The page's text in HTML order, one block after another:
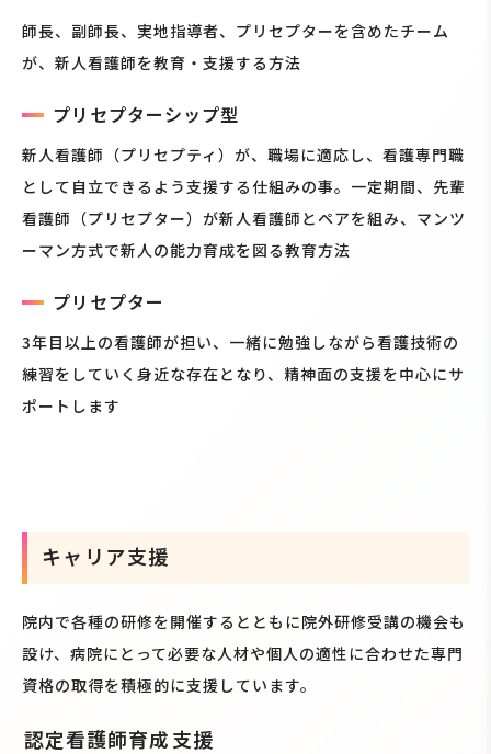
師長、副師長、実地指導者、プリセプターを含めたチーム
が、新人看護師を教育・支援する方法
プリセプターシップ型
新人看護師（プリセプティ）が、職場に適応し、看護専門職
として自立できるよう支援する仕組みの事。一定期間、先輩
看護師（プリセプター）が新人看護師とペアを組み、マンツ
ーマン方式で新人の能力育成を図る教育方法
プリセプター
3年目以上の看護師が担い、一緒に勉強しながら看護技術の
練習をしていく身近な存在となり、精神面の支援を中心にサ
ポートします
キャリア支援
院内で各種の研修を開催するとともに院外研修受講の機会も
設け、病院にとって必要な人材や個人の適性に合わせた専門
資格の取得を積極的に支援しています。
認定看護師育成支援